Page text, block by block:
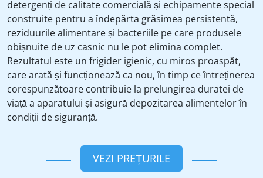
detergenți de calitate comercială și echipamente special
construite pentru a îndepărta grăsimea persistentă,
reziduurile alimentare și bacteriile pe care produsele
obișnuite de uz casnic nu le pot elimina complet.
Rezultatul este un frigider igienic, cu miros proaspăt,
care arată și funcționează ca nou, în timp ce întreținerea
corespunzătoare contribuie la prelungirea duratei de
viață a aparatului și asigură depozitarea alimentelor în
condiții de siguranță.
VEZI PREȚURILE